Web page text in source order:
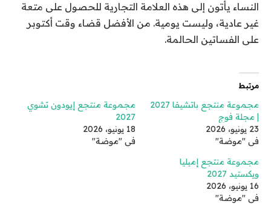
النساء يأتون إلى هذه العلامة التجارية للحصول على متعة
غير عادية، وليست يومية. من الأفضل قضاء وقت أكتوبر
على الفساتين الحالمة.
مرتبط
مجموعة منتجع باتشيفا 2027
| مجلة فوج
23 يونيو، 2026
في "موضة"
مجموعة منتجع إيودون تشوي
2027
18 يونيو، 2026
في "موضة"
مجموعة منتجع إميليا
ويكستيد 2027
16 يونيو، 2026
في "موضة"